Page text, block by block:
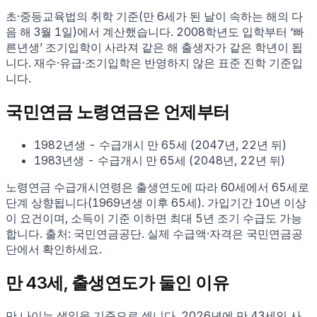
초·중등교육법의 취학 기준(만 6세가 된 날이 속하는 해의 다
음 해 3월 1일)에서 계산했습니다. 2008학년도 입학부터 ‘빠
른년생’ 조기입학이 사라져 같은 해 출생자가 같은 학년이 됩
니다. 재수·유급·조기입학은 반영하지 않은 표준 진학 기준입
니다.
국민연금 노령연금은 언제부터
1982 년생 - 수급개시 만 65세 (2047년, 22년 뒤)
1983년생 - 수급개시 만 65세 (2048년, 22년 뒤)
노령연금 수급개시연령은 출생연도에 따라 60세에서 65세로
단계 상향됩니다(1969년생 이후 65세). 가입기간 10년 이상
이 요건이며, 소득이 기준 이하면 최대 5년 조기 수급도 가능
합니다. 출처: 국민연금공단. 실제 수급액·자격은 국민연금공
단에서 확인하세요.
만43세, 출생연도가 둘인 이유